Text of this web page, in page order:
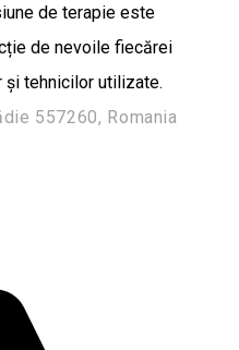
de terapie este
de nevoile fiecărei
și tehnicilor utilizate.
557260, Romania